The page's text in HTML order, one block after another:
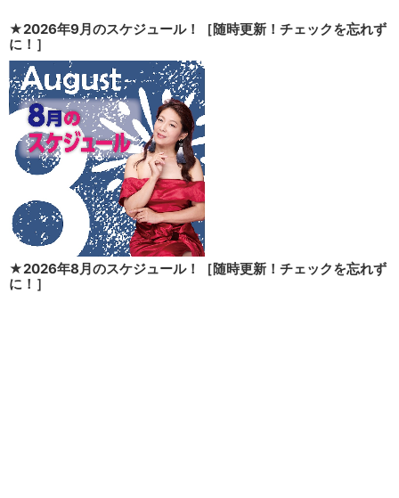
★2026年9月のスケジュール！［随時更新！チェックを忘れず
に！］
★2026年8月のスケジュール！［随時更新！チェックを忘れず
に！］